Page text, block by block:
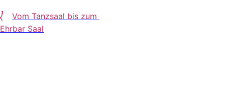
Vom Tanzsaal bis zum
Ehrbar Saal